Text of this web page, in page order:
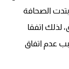
الصحافة
لذلك اتفقا
عدم اتفاق